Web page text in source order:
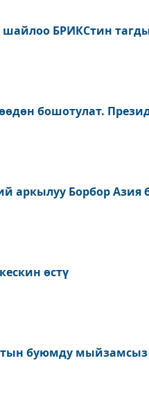
шайлоо БРИКСтин
бошотулат.
аркылуу Борбор
өстү
буюмду мыйзамсыз